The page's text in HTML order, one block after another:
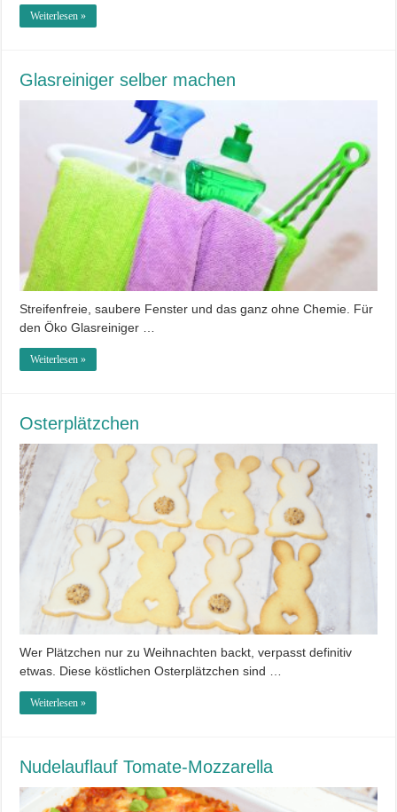
Weiterlesen »
Glasreiniger selber machen
Streifenfreie, saubere Fenster und das ganz ohne Chemie. Für
den Öko Glasreiniger …
Weiterlesen »
Osterplätzchen
Wer Plätzchen nur zu Weihnachten backt, verpasst definitiv
etwas. Diese köstlichen Osterplätzchen sind …
Weiterlesen »
Nudelauflauf Tomate-Mozzarella